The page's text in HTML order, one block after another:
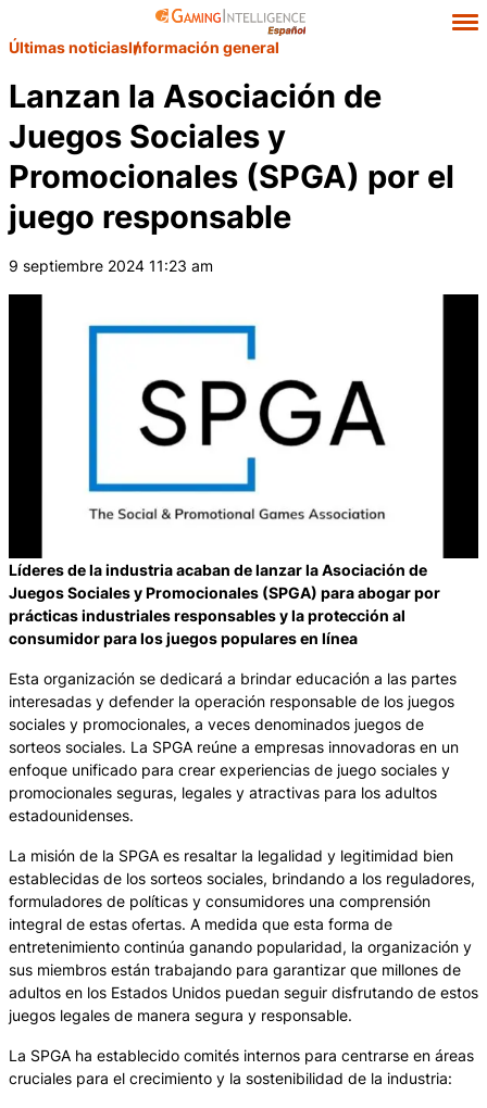
Últimas noticiasInformación general
Lanzan la Asociación de
Juegos Sociales y
Promocionales (SPGA) por el
juego responsable
9 septiembre 2024 11:23 am
Líderes de la industria acaban de lanzar la Asociación de
Juegos Sociales y Promocionales (SPGA) para abogar por
prácticas industriales responsables y la protección al
consumidor para los juegos populares en línea
Esta organización se dedicará a brindar educación a las partes
interesadas y defender la operación responsable de los juegos
sociales y promocionales, a veces denominados juegos de
sorteos sociales. La SPGA reúne a empresas innovadoras en un
enfoque unificado para crear experiencias de juego sociales y
promocionales seguras, legales y atractivas para los adultos
estadounidenses.
La misión de la SPGA es resaltar la legalidad y legitimidad bien
establecidas de los sorteos sociales, brindando a los reguladores,
formuladores de políticas y consumidores una comprensión
integral de estas ofertas. A medida que esta forma de
entretenimiento continúa ganando popularidad, la organización y
sus miembros están trabajando para garantizar que millones de
adultos en los Estados Unidos puedan seguir disfrutando de estos
juegos legales de manera segura y responsable.
La SPGA ha establecido comités internos para centrarse en áreas
cruciales para el crecimiento y la sostenibilidad de la industria: